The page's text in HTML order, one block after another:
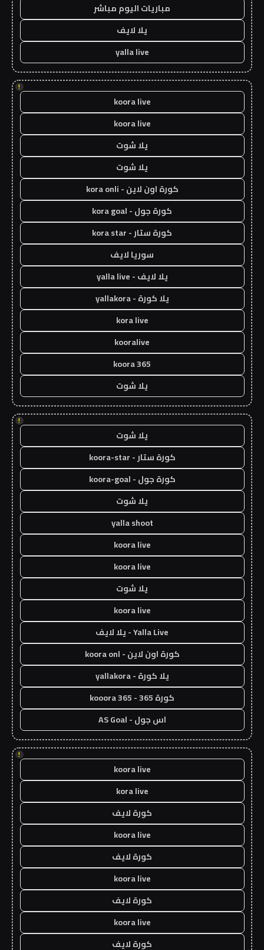
مباريات اليوم مباشر
يلا لايف
yalla live
!
koora live
koora live
يلا شوت
يلا شوت
كورة اون لاين - kora onli
كورة جول - kora goal
كورة ستار - kora star
سوريا لايف
يلا لايف - yalla live
يلا كورة - yallakora
kora live
kooralive
koora 365
يلا شوت
!
يلا شوت
كورة ستار - koora-star
كورة جول - koora-goal
يلا شوت
yalla shoot
koora live
koora live
يلا شوت
koora live
Yalla Live - يلا لايف
كورة اون لاين - koora onl
يلا كورة - yallakora
كورة 365 - kooora 365
اس جول - AS Goal
!
koora live
kora live
كورة لايف
koora live
كورة لايف
koora live
كورة لايف
koora live
كورة لايف